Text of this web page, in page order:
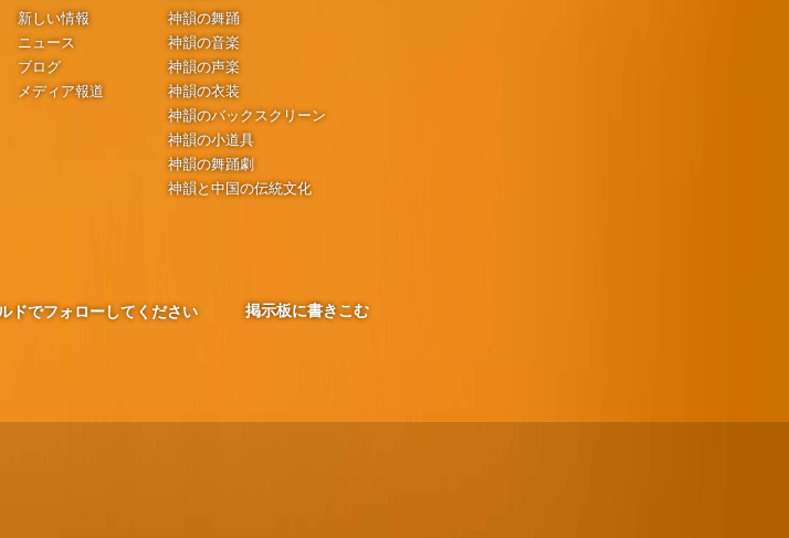
新しい情報
ニュース
ブログ
メディア報道
神韻の舞踊
神韻の音楽
神韻の声楽
神韻の衣装
神韻のバックスクリーン
神韻の小道具
神韻の舞踊劇
神韻と中国の伝統文化
ドでフォローしてください 掲示板に書きこむ